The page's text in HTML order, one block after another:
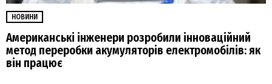
НОВИНИ
Американські інженери розробили інноваційний
метод переробки акумуляторів електромобілів: як
він працює